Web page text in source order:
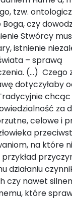
tzw.
Boga, czy
Stwórcy
istnienie
– sprawą
(…) Czego
dotyczyłaby
za
celowe i
na które
przykład
działaniu
czy nawet
które